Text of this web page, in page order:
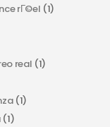
rГ©el (1)
real (1)
(1)
(1)